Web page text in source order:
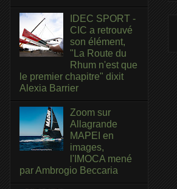
IDEC SPORT -
CIC a retrouvé
son élément,
"La Route du
Rhum n'est que
le premier chapitre" dixit
Alexia Barrier
Zoom sur
Allagrande
MAPEI en
images,
l'IMOCA mené
par Ambrogio Beccaria